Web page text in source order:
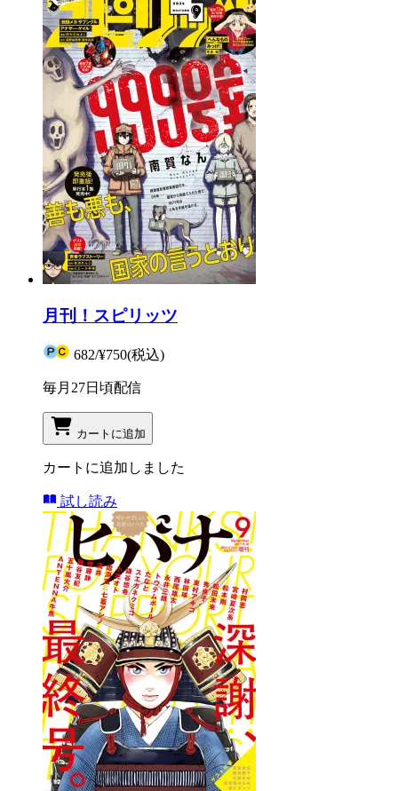
月刊！スピリッツ
682/¥750(税込)
毎月27日頃配信
カートに追加
カートに追加しました
試し読み